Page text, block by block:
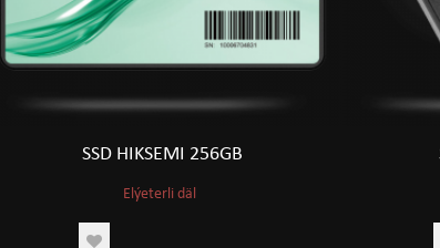
SSD HIKSEMI 256GB
Elýeterli däl